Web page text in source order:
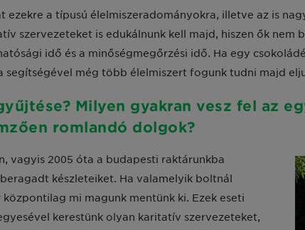
a típusú élelmiszeradományokra, illetve az is
szervezeteket is edukálnunk kell majd, hiszen ők nem
idő és a minőségmegőrzési idő. Ha egy
segítségével még több élelmiszert fogunk tudni majd
Milyen gyakran vesz fel az
romlandó dolgok?
vagyis 2005 óta a budapesti raktárunkba
készleteiket. Ha valamelyik boltnál
mi magunk mentünk ki. Ezek eseti
kerestünk olyan karitatív szervezeteket,